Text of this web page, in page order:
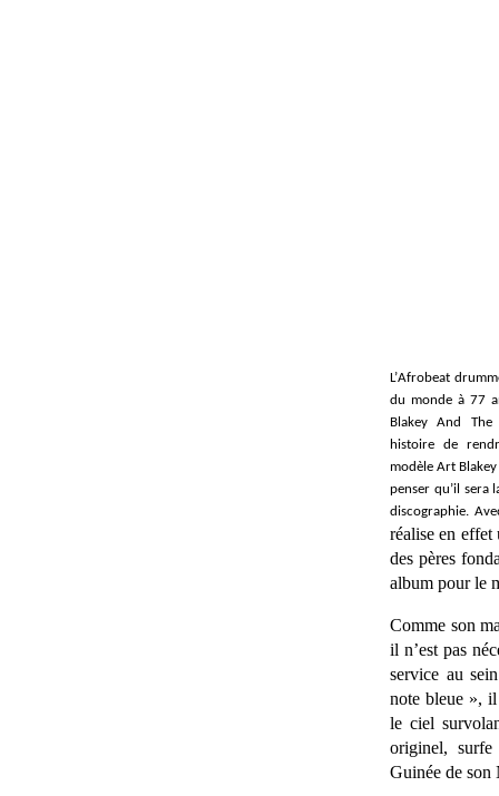
L’Afrobeat
du monde à 77
Blakey And The
histoire de
modèleArt Blakey
penser qu’il sera
discographie.
réalise en effet
des pères
album pour le
Comme son
il n’est pas
service au
note bleue »,
le ciel
originel,
Guinée de son